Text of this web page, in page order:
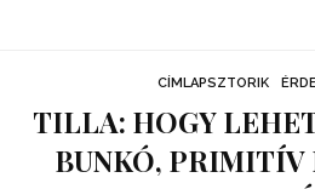
CÍMLAPSZTORIK
TILLA: HOGY
BUNKÓ, PRIMITÍV